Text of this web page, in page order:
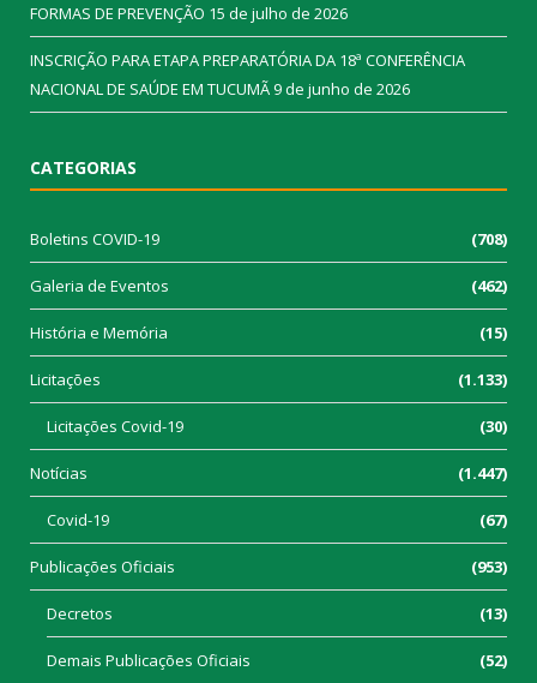
FORMAS DE PREVENÇÃO 15 de julho de 2026
INSCRIÇÃO PARA ETAPA PREPARATÓRIA DA 18ª CONFERÊNCIA
NACIONAL DE SAÚDE EM TUCUMÃ9 de junho de 2026
CATEGORIAS
Boletins COVID-19 (708)
Galeria de Eventos (462)
História e Memória (15)
Licitações (1.133)
Licitações Covid-19 (30)
Notícias (1.447)
Covid-19 (67)
Publicações Oficiais (953)
Decretos (13)
Demais Publicações Oficiais (52)